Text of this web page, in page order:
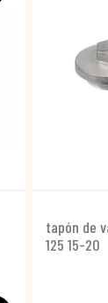
tapón de
125 15-20